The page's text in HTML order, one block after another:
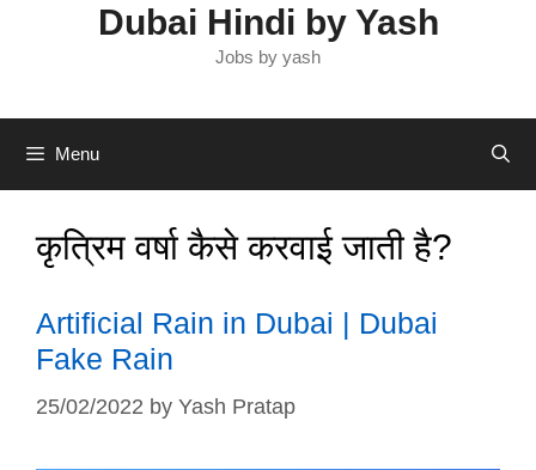
Dubai Hindi by Yash
Jobs by yash
Menu
कृत्रिम वर्षा कैसे करवाई जाती है?
Artificial Rain in Dubai | Dubai
Fake Rain
25/02/2022 by Yash Pratap